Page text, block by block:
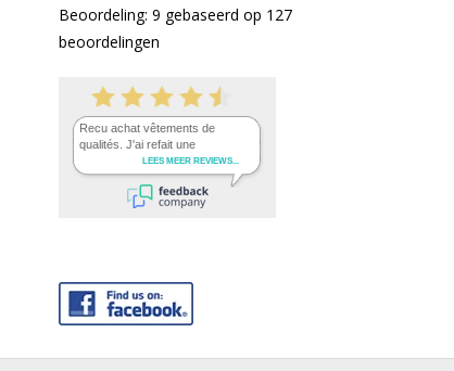
Beoordeling: 9 gebaseerd op 127
beoordelingen